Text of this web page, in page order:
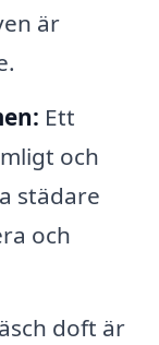
är
Ett
och
städare
och
doft är